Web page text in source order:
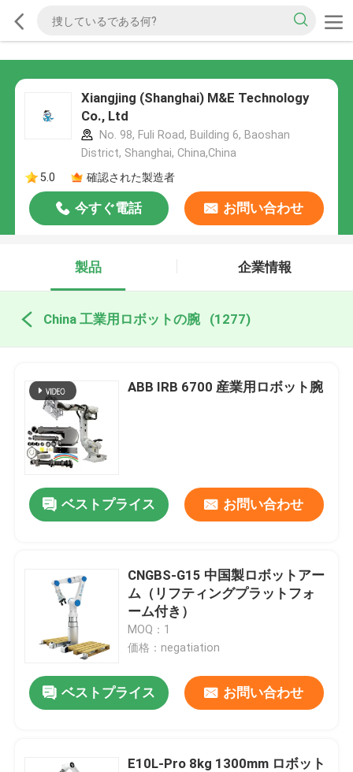
Xiangjing (Shanghai) M&E Technology
Co., Ltd
No. 98, Fuli Road, Building 6, Baoshan
District, Shanghai, China,China
5.0
確認された製造者
今すぐ電話 お問い合わせ
製品 企業情報
China 工業用ロボットの腕 (1277)
ABB IRB 6700 産業用ロボット腕
ベストプライス お問い合わせ
CNGBS-G15 中国製ロボットアー
ム（リフティングプラットフォ
ーム付き）
MOQ：1
価格：negatiation
ベストプライス お問い合わせ
E10L-Pro 8kg 1300mm ロボット